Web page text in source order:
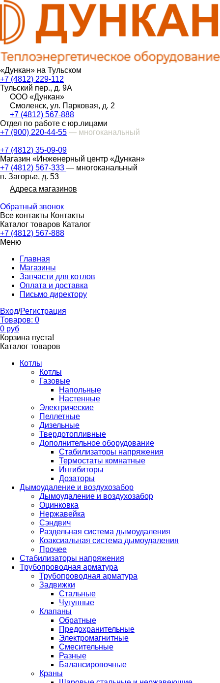
«Дункан» на Тульском
+7 (4812) 229-112
Тульский пер., д. 9А
ООО «Дункан»
Смоленск, ул. Парковая, д. 2
+7 (4812) 567-888
Отдел по работе с юр.лицами
+7 (900) 220-44-55 — многоканальный
+7 (4812) 35-09-09
Магазин «Инженерный центр «Дункан»
+7 (4812) 567-333 — многоканальный
п. Загорье, д. 53
Адреса магазинов
Обратный звонок
Все контакты Контакты
Каталог товаров Каталог
+7 (4812) 567-888
Меню
Главная
Магазины
Запчасти для котлов
Оплата и доставка
Письмо директору
Вход/Регистрация
Товаров: 0
0 руб
Корзина пуста!
Каталог товаров
Котлы
Котлы
Газовые
Напольные
Настенные
Электрические
Пеллетные
Дизельные
Твердотопливные
Дополнительное оборудование
Стабилизаторы напряжения
Термостаты комнатные
Ингибиторы
Дозаторы
Дымоудаление и воздухозабор
Дымоудаление и воздухозабор
Оцинковка
Нержавейка
Сэндвич
Раздельная система дымоудаления
Коаксиальная система дымоудаления
Прочее
Стабилизаторы напряжения
Трубопроводная арматура
Трубопроводная арматура
Задвижки
Стальные
Чугунные
Клапаны
Обратные
Предохранительные
Электромагнитные
Смесительные
Разные
Балансировочные
Краны